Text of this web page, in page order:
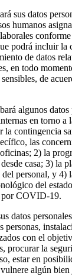
sus datos
humanos
podrá incluir la
de datos
en todo
de
algunos datos
en torno a
contingencia
las
2) la
casa; 3) la
personal, y 4)
del
por COVID-19.
datos
personas,
con el
procurar la
estar en
vulnere algún